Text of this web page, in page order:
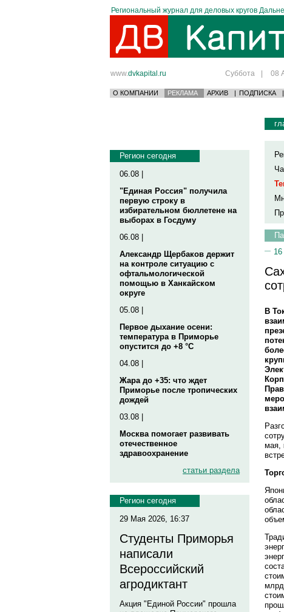
Региональный журнал для деловых кругов
www.dvkapital.ru Суббота | 08
О КОМПАНИИ РЕКЛАМА АРХИВ | ПОДПИСКА |
Регион сегодня
06.08 |
"Единая Россия" получила
первую строку в
избирательном бюллетене на
выборах в Госдуму
06.08 |
Александр Щербаков держит
на контроле ситуацию с
офтальмологической
помощью в Ханкайском
округе
05.08 |
Первое дыхание осени:
температура в Приморье
опустится до +8 °C
04.08 |
Жара до +35: что ждет
Приморье после тропических
дождей
03.08 |
Москва помогает развивать
отечественное
здравоохранение
статьи раздела
Регион сегодня
29 Мая 2026, 16:37
Студенты Приморья
написали
Всероссийский
агродиктант
Акция "Единой России" прошла
В
мая,